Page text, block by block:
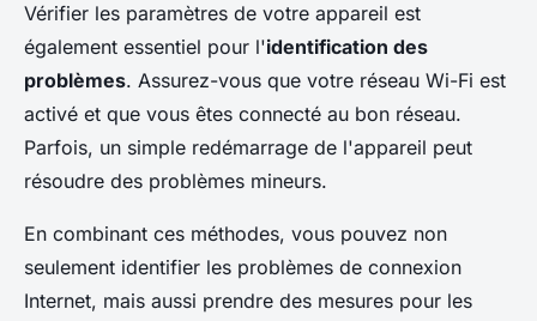
Vérifier les paramètres de votre appareil est
également essentiel pour l'identification des
problèmes. Assurez-vous que votre réseau Wi-Fi est
activé et que vous êtes connecté au bon réseau.
Parfois, un simple redémarrage de l'appareil peut
résoudre des problèmes mineurs.
En combinant ces méthodes, vous pouvez non
seulement identifier les problèmes de connexion
Internet, mais aussi prendre des mesures pour les